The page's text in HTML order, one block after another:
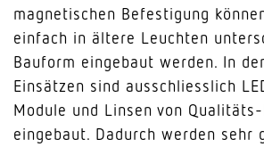
magnetischen Befestigung
einfach in ältere Leuchten
Bauform eingebaut werden. In
Einsätzen sind ausschliesslich
Module und Linsen von
eingebaut. Dadurch werden sehr